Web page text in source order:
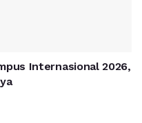
Internasional 2026,